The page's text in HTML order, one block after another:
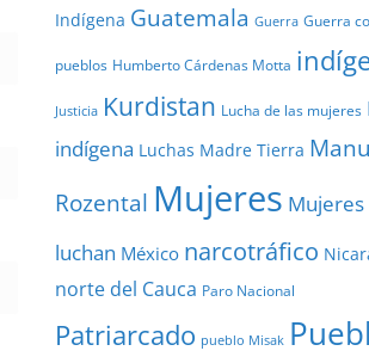
Indígena Guatemala Guerra Guerra
pueblos Humberto Cárdenas Motta
Justicia Kurdistan Lucha de las mujeres
indígena Luchas Madre Tierra
Rozental Mujeres Mujeres
luchan México narcotráfico
norte del Cauca Paro Nacional
Patriarcado pueblo Misak